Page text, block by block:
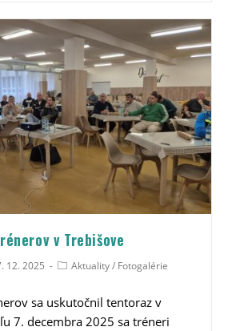
v Trebišove
12. 2025 Aktuality/ Fotogalérie
sa uskutočnil tentoraz v
7. decembra 2025 sa tréneri